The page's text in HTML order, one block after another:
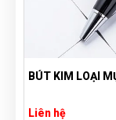
BÚT KIM LOẠI
Liên hệ